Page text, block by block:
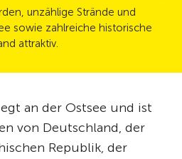
unzählige Strände und
sowie zahlreiche historische
attraktiv.
an der Ostsee und ist
von Deutschland, der
Republik, der